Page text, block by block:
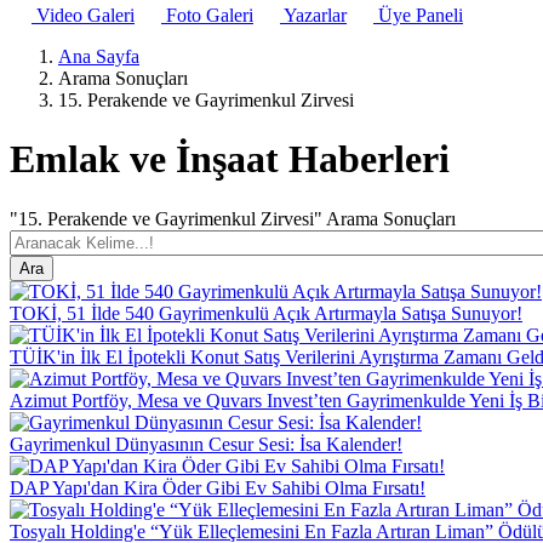
Video Galeri
Foto Galeri Yazarlar
Üye Paneli
Ana Sayfa
Arama Sonuçları
15. Perakende ve Gayrimenkul Zirvesi
Emlak ve İnşaat Haberleri
"15. Perakende ve Gayrimenkul Zirvesi" Arama Sonuçları
TOKİ, 51 İlde 540 Gayrimenkulü Açık Artırmayla Satışa Sunuyor!
TÜİK'in İlk El İpotekli Konut Satış Verilerini Ayrıştırma Zamanı
Azimut Portföy, Mesa ve Quvars Invest’ten Gayrimenkulde Yeni İş
Gayrimenkul Dünyasının Cesur Sesi: İsa Kalender!
DAP Yapı'dan Kira Öder Gibi Ev Sahibi Olma Fırsatı!
Tosyalı Holding'e “Yük Elleçlemesini En Fazla Artıran Liman”